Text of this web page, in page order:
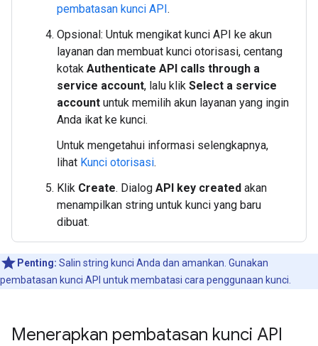
pembatasan kunci API.
Opsional: Untuk mengikat kunci API ke akun
layanan dan membuat kunci otorisasi, centang
kotak Authenticate API calls through a
service account, lalu klik Select a service
account untuk memilih akun layanan yang ingin
Anda ikat ke kunci.
Untuk mengetahui informasi selengkapnya,
lihat Kunci otorisasi.
Klik Create. Dialog API key created akan
menampilkan string untuk kunci yang baru
dibuat.
Penting: Salin string kunci Anda dan amankan. Gunakan
pembatasan kunci API untuk membatasi cara penggunaan kunci.
Menerapkan pembatasan kunci API